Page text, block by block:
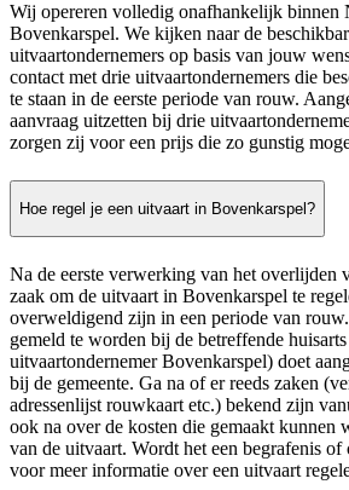
Wij opereren volledig onafhankelijk binnen
Bovenkarspel. We kijken naar de
uitvaartondernemers op basis van jouw
contact met drie uitvaartondernemers die
te staan in de eerste periode van rouw.
aanvraag uitzetten bij drie
zorgen zij voor een prijs die zo gunstig
Hoe regel je een uitvaart in Bovenkarspel?
Na de eerste verwerking van het overlijden
zaak om de uitvaart in Bovenkarspel te
overweldigend zijn in een periode van
gemeld te worden bij de betreffende
uitvaartondernemer Bovenkarspel) doet
bij de gemeente. Ga na of er reeds zaken
adressenlijst rouwkaart etc.) bekend zijn
ook na over de kosten die gemaakt kunnen
van de uitvaart. Wordt het een begrafenis of
voor meer informatie over een uitvaart